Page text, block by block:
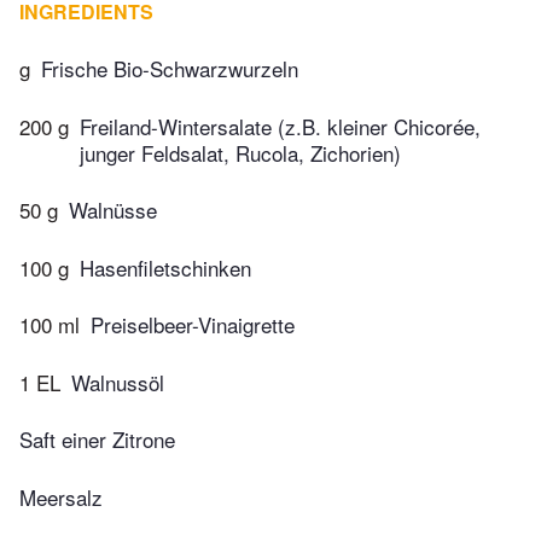
INGREDIENTS
g Frische Bio-Schwarzwurzeln
200 g Freiland-Wintersalate (z.B. kleiner Chicorée,
junger Feldsalat, Rucola, Zichorien)
50 g Walnüsse
100 g Hasenfiletschinken
100 ml Preiselbeer-Vinaigrette
1 EL Walnussöl
Saft einer Zitrone
Meersalz